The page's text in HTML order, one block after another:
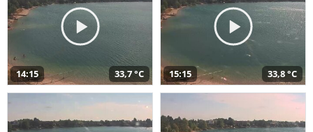
14:15 33,7 °C 15:15 33,8 °C